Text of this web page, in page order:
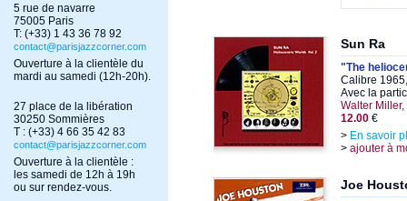
5 rue de navarre
75005 Paris
T: (+33) 1 43 36 78 92
contact@parisjazzcorner.com
Ouverture à la clientèle du
mardi au samedi (12h-20h).
27 place de la libération
30250 Sommières
T : (+33) 4 66 35 42 83
contact@parisjazzcorner.com
Ouverture à la clientèle :
les samedi de 12h à 19h
ou sur rendez-vous.
Sun Ra
"The
Calibre
Avec la
Walter
12.00 €
> En savoir
> ajouter à
Joe